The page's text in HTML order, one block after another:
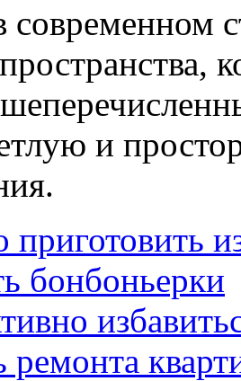
современном
и
бонбоньерки
ремонта